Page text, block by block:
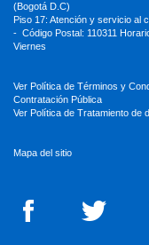
(Bogotá D.C)
Piso 17: Atención y servicio al
- Código Postal: 110311
Viernes
Ver Política de Términos y
Contratación Pública
Ver Política de Tratamiento de
Mapa del sitio